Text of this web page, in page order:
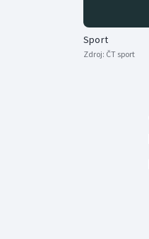
Sport
Zdroj: ČT sport